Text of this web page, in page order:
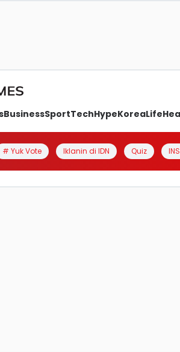
BusinessSportTechHypeKoreaLife
# Yuk Vote Iklanin di IDN Quiz